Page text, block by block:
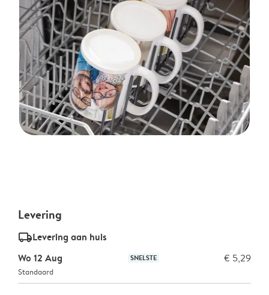
Levering
delivery_standard_v2Levering aan huis
Wo 12 Aug
SNELSTE € 5,29
Standaard